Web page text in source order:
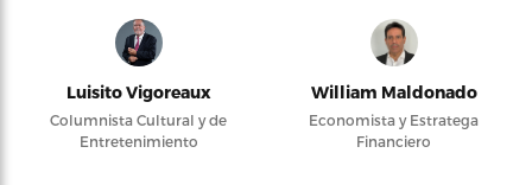
Luisito Vigoreaux
Columnista Cultural y de
Entretenimiento
William Maldonado
Economista y Estratega
Financiero